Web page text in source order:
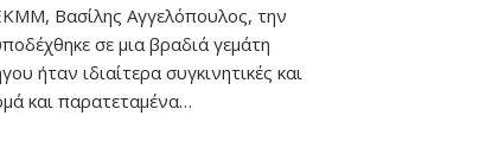
Βασίλης Αγγελόπουλος, την
σε μια βραδιά γεμάτη
ήταν ιδιαίτερα συγκινητικές και
και παρατεταμένα…